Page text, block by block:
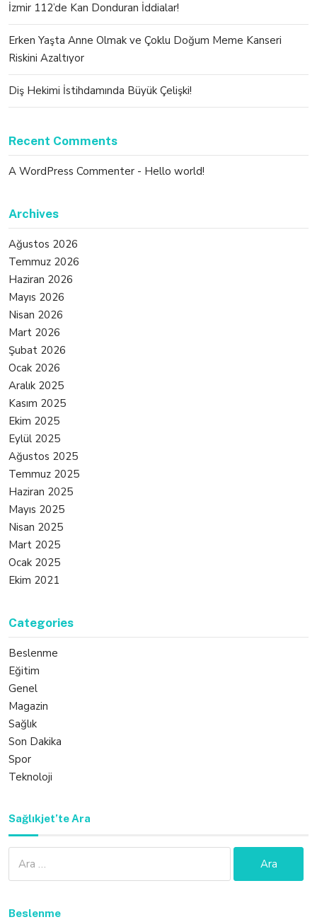
İzmir 112’de Kan Donduran İddialar!
Erken Yaşta Anne Olmak ve Çoklu Doğum Meme Kanseri
Riskini Azaltıyor
Diş Hekimi İstihdamında Büyük Çelişki!
Recent Comments
A WordPress Commenter - Hello world!
Archives
Ağustos 2026
Temmuz 2026
Haziran 2026
Mayıs 2026
Nisan 2026
Mart 2026
Şubat 2026
Ocak 2026
Aralık 2025
Kasım 2025
Ekim 2025
Eylül 2025
Ağustos 2025
Temmuz 2025
Haziran 2025
Mayıs 2025
Nisan 2025
Mart 2025
Ocak 2025
Ekim 2021
Categories
Beslenme
Eğitim
Genel
Magazin
Sağlık
Son Dakika
Spor
Teknoloji
Sağlıkjet’te Ara
Beslenme